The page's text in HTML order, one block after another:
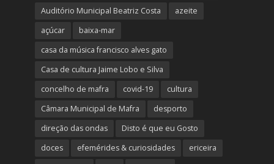
Auditório Municipal Beatriz Costa
azeite
açúcar
baixa-mar
casa da música francisco alves gato
Casa de cultura Jaime Lobo e Silva
concelho de mafra
covid-19
cultura
Câmara Municipal de Mafra
desporto
direção das ondas
Disto é que eu Gosto
doces
efemérides & curiosidades
ericeira